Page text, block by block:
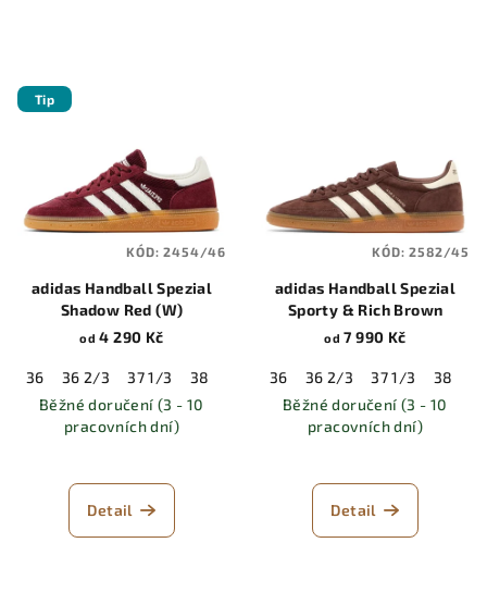
Tip
adidas Handball Spezial
Shadow Red (W)
od 4 290 Kč
36 36 2/3 37 1/3 38 38 2/3 39 1/3 40 40 2/3
Běžné doručení (3 - 10
pracovních dní)
Detail
KÓD:2454/46
adidas Handball Spezial
Sporty & Rich Brown
od 7 990 Kč
36 36 2/3 37 1/3 38
Běžné doručení (3 - 10
pracovních dní)
Detail
KÓD:2582/45